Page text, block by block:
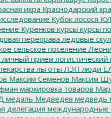
икра Краснодарский
Кубок лосося
Куренков курсы курсы
переправа ледовые
сельское поселение
личный прием логистический
льготы ЛЭП люди
Максим Семенов Максим
маркировка товаров
медаль Медведев медведь
делегация международные